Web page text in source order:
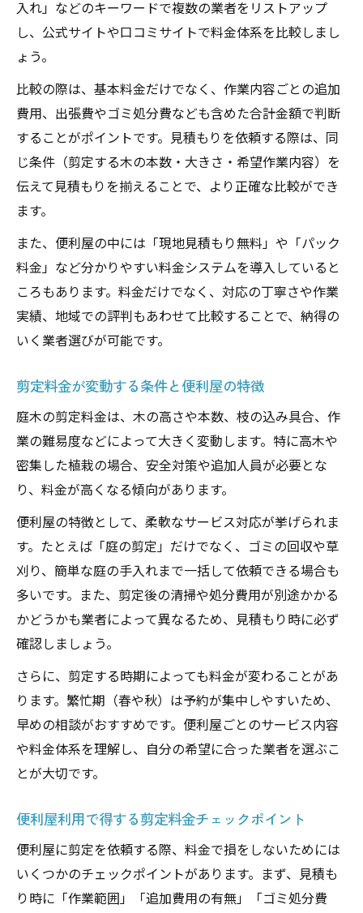
入れ」などのキーワードで複数の業者をリストアップ
し、公式サイトや口コミサイトで料金体系を比較しまし
ょう。
比較の際は、基本料金だけでなく、作業内容ごとの追加
費用、出張費やゴミ処分費なども含めた合計金額で判断
することがポイントです。見積もりを依頼する際は、同
じ条件（剪定する木の本数・大きさ・希望作業内容）を
伝えて見積もりを揃えることで、より正確な比較ができ
ます。
また、便利屋の中には「現地見積もり無料」や「パック
料金」など分かりやすい料金システムを導入していると
ころもあります。料金だけでなく、対応の丁寧さや作業
実績、地域での評判もあわせて比較することで、納得の
いく業者選びが可能です。
剪定料金が変動する条件と便利屋の特徴
庭木の剪定料金は、木の高さや本数、枝の込み具合、作
業の難易度などによって大きく変動します。特に高木や
密集した植栽の場合、安全対策や追加人員が必要とな
り、料金が高くなる傾向があります。
便利屋の特徴として、柔軟なサービス対応が挙げられま
す。たとえば「庭の剪定」だけでなく、ゴミの回収や草
刈り、簡単な庭の手入れまで一括して依頼できる場合も
多いです。また、剪定後の清掃や処分費用が別途かかる
かどうかも業者によって異なるため、見積もり時に必ず
確認しましょう。
さらに、剪定する時期によっても料金が変わることがあ
ります。繁忙期（春や秋）は予約が集中しやすいため、
早めの相談がおすすめです。便利屋ごとのサービス内容
や料金体系を理解し、自分の希望に合った業者を選ぶこ
とが大切です。
便利屋利用で得する剪定料金チェックポイント
便利屋に剪定を依頼する際、料金で損をしないためには
いくつかのチェックポイントがあります。まず、見積も
り時に「作業範囲」「追加費用の有無」「ゴミ処分費